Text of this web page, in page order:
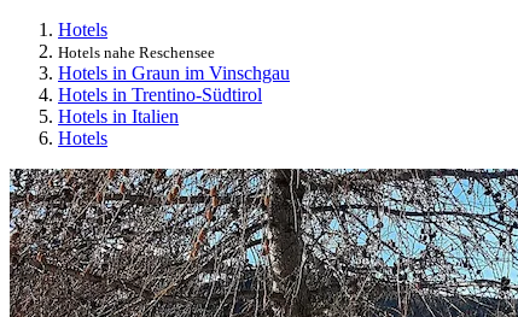
Hotels
Hotels nahe Reschensee
Hotels in Graun im Vinschgau
Hotels in Trentino-Südtirol
Hotels in Italien
Hotels